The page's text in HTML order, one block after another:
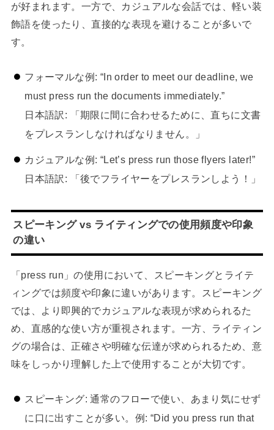
が好まれます。一方で、カジュアルな会話では、軽い装
飾語を使ったり、直接的な表現を避けることが多いで
す。
フォーマルな例: “In order to meet our deadline, we
must press run the documents immediately.”
日本語訳: 「期限に間に合わせるために、直ちに文書
をプレスランしなければなりません。」
カジュアルな例: “Let’s press run those flyers later!”
日本語訳: 「後でフライヤーをプレスランしよう！」
スピーキング vs ライティングでの使用頻度や印象
の違い
「press run」の使用において、スピーキングとライテ
ィングでは頻度や印象に違いがあります。スピーキング
では、より即興的でカジュアルな表現が求められるた
め、直感的な使い方が重視されます。一方、ライティン
グの場合は、正確さや明確な伝達が求められるため、意
味をしっかり理解した上で使用することが大切です。
スピーキング: 通常のフローで使い、あまり気にせず
に口に出すことが多い。例: “Did you press run that